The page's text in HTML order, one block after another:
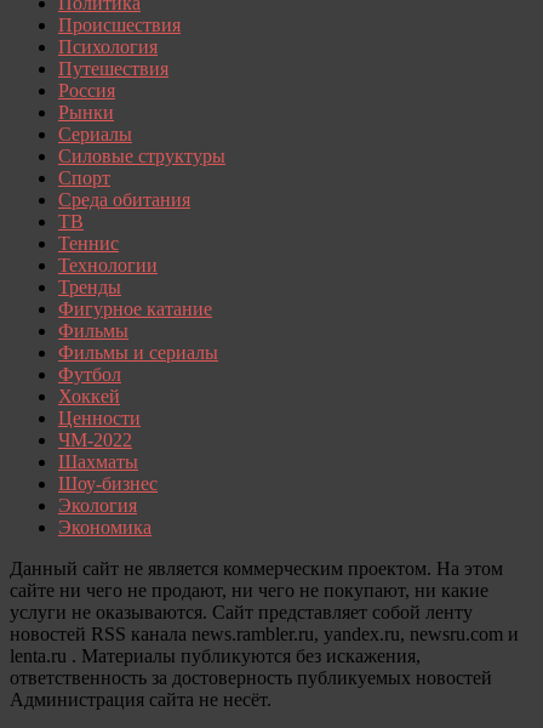
Происшествия
Психология
Путешествия
Россия
Рынки
Сериалы
Силовые структуры
Спорт
Среда обитания
ТВ
Теннис
Технологии
Тренды
Фигурное катание
Фильмы
Фильмы и сериалы
Футбол
Хоккей
Ценности
ЧМ-2022
Шахматы
Шоу-бизнес
Экология
Экономика
Данный сайт не является коммерческим проектом. На этом
сайте ни чего не продают, ни чего не покупают, ни какие
услуги не оказываются. Сайт представляет собой ленту
новостей RSS канала news.rambler.ru, yandex.ru, newsru.com и
lenta.ru . Материалы публикуются без искажения,
ответственность за достоверность публикуемых новостей
Администрация сайта не несёт.